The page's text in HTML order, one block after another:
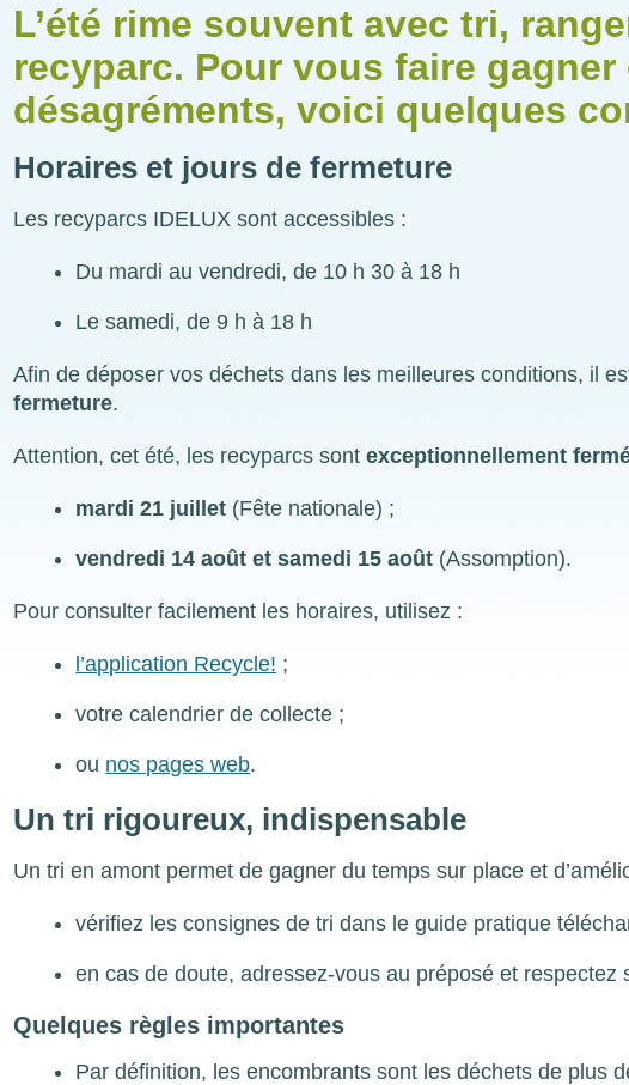
L’été rime souvent avec tri,
recyparc. Pour vous faire
désagréments, voici quelques
Horaires et jours de fermeture
Les recyparcs IDELUX sont accessibles :
Du mardi au vendredi, de 10 h 30 à 18 h
Le samedi, de 9 h à 18 h
Afin de déposer vos déchets dans les meilleures conditions, il
fermeture.
Attention, cet été, les recyparcs sontexceptionnellement
mardi 21 juillet (Fête nationale) ;
vendredi 14 août et samedi 15 août (Assomption).
Pour consulter facilement les horaires, utilisez :
l’application Recycle! ;
votre calendrier de collecte ;
ou nos pages web.
Un tri rigoureux, indispensable
Un tri en amont permet de gagner du temps sur place et
vérifiez les consignes de tri dans le guide pratique
en cas de doute, adressez-vous au préposé et respectez
Quelques règles importantes
Par définition, les encombrants sont les déchets de plus